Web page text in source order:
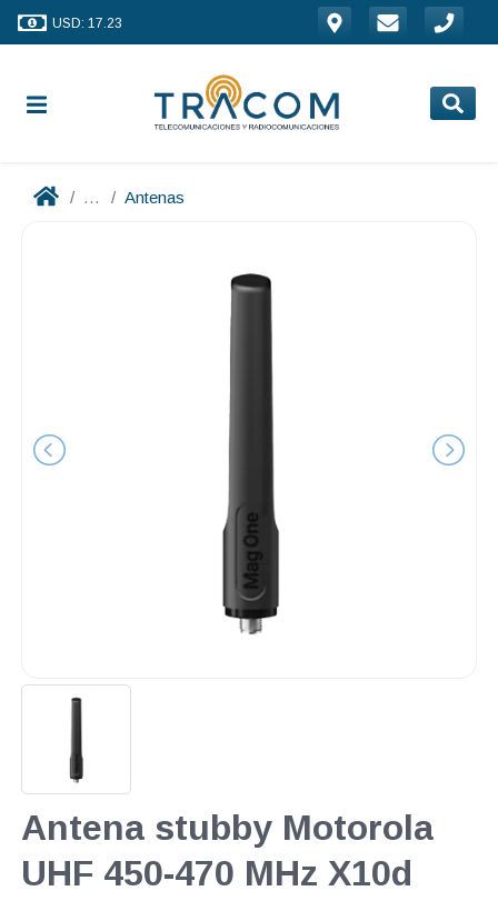
USD: 17.23
... Antenas
Antena stubby Motorola
UHF 450-470 MHz X10d